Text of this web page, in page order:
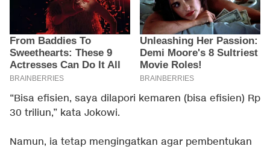
“Bisa efisien, saya dilapori kemaren (bisa efisien) Rp
30 triliun,” kata Jokowi.
Namun, ia tetap mengingatkan agar pembentukan